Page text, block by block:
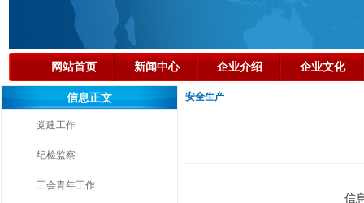
网站首页 新闻中心 企业介绍 企业文化
信息正文
党建工作
纪检监察
工会青年工作
安全生产
信